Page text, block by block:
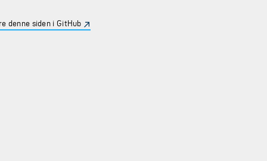
denne siden i GitHub